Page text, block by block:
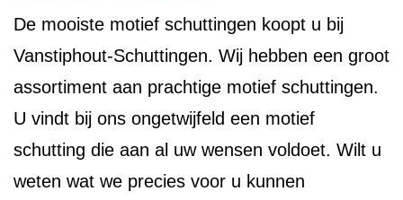
De mooiste motief schuttingen koopt u bij
Vanstiphout-Schuttingen. Wij hebben een groot
assortiment aan prachtige motief schuttingen.
U vindt bij ons ongetwijfeld een motief
schutting die aan al uw wensen voldoet. Wilt u
weten wat we precies voor u kunnen